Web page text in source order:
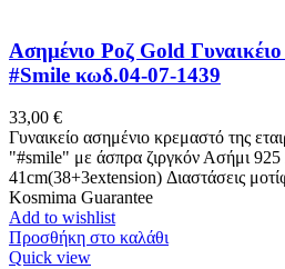
Ασημένιο Ροζ Gold
#Smile κωδ.04-07-1439
33,00 €
Γυναικείο ασημένιο κρεμαστό της
"#smile" με άσπρα ζιργκόν Ασήμι
41cm(38+3extension) Διαστάσεις
Kosmima Guarantee
Add to wishlist
Προσθήκη στο καλάθι
Quick view